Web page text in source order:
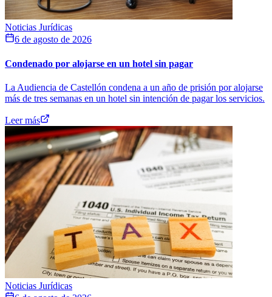
Noticias Jurídicas
6 de agosto de 2026
Condenado por alojarse en un hotel sin pagar
La Audiencia de Castellón condena a un año de prisión por alojarse
más de tres semanas en un hotel sin intención de pagar los servicios.
Leer más
Noticias Jurídicas